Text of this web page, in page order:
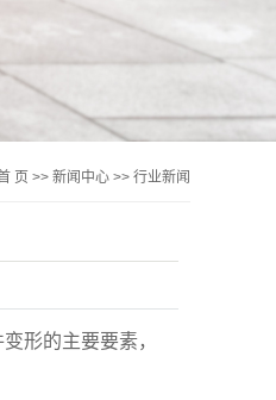
页 >> 新闻中心 >> 行业新闻
形的主要要素，